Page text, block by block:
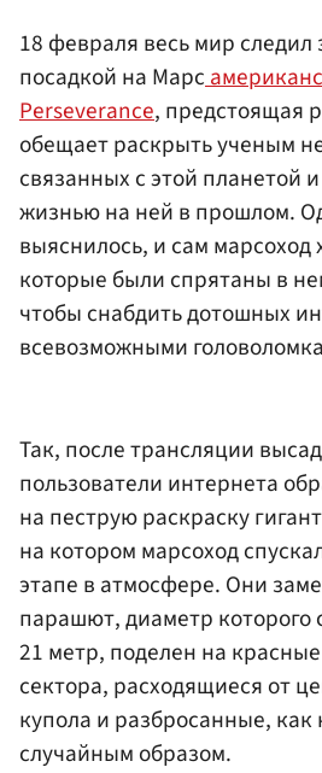
18 февраля весь мир следил
посадкой на Марс
Perseverance, предстоящая
обещает раскрыть ученым
связанных с этой планетой
жизнью на ней в прошлом.
выяснилось, и сам марсоход
которые были спрятаны в
чтобы снабдить дотошных
всевозможными
Так, после трансляции
пользователи интернета
на пеструю раскраску
на котором марсоход
этапе в атмосфере. Они
парашют, диаметр которого
21 метр, поделен на
сектора, расходящиеся от
купола и разбросанные, как
случайным образом.